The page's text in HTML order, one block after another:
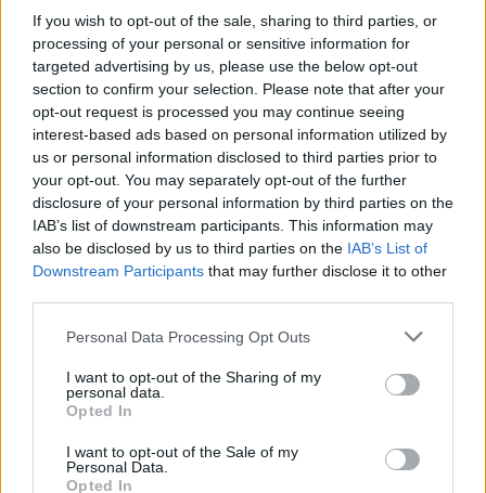
If you wish to opt-out of the sale, sharing to third parties, or
processing of your personal or sensitive information for
targeted advertising by us, please use the below opt-out
section to confirm your selection. Please note that after your
opt-out request is processed you may continue seeing
interest-based ads based on personal information utilized by
us or personal information disclosed to third parties prior to
your opt-out. You may separately opt-out of the further
disclosure of your personal information by third parties on the
IAB’s list of downstream participants. This information may
also be disclosed by us to third parties on the IAB’s List of
Downstream Participants that may further disclose it to other
Personal Data Processing Opt Outs
I want to opt-out of the Sharing of my
personal data.
Opted In
I want to opt-out of the Sale of my
Personal Data.
Opted In